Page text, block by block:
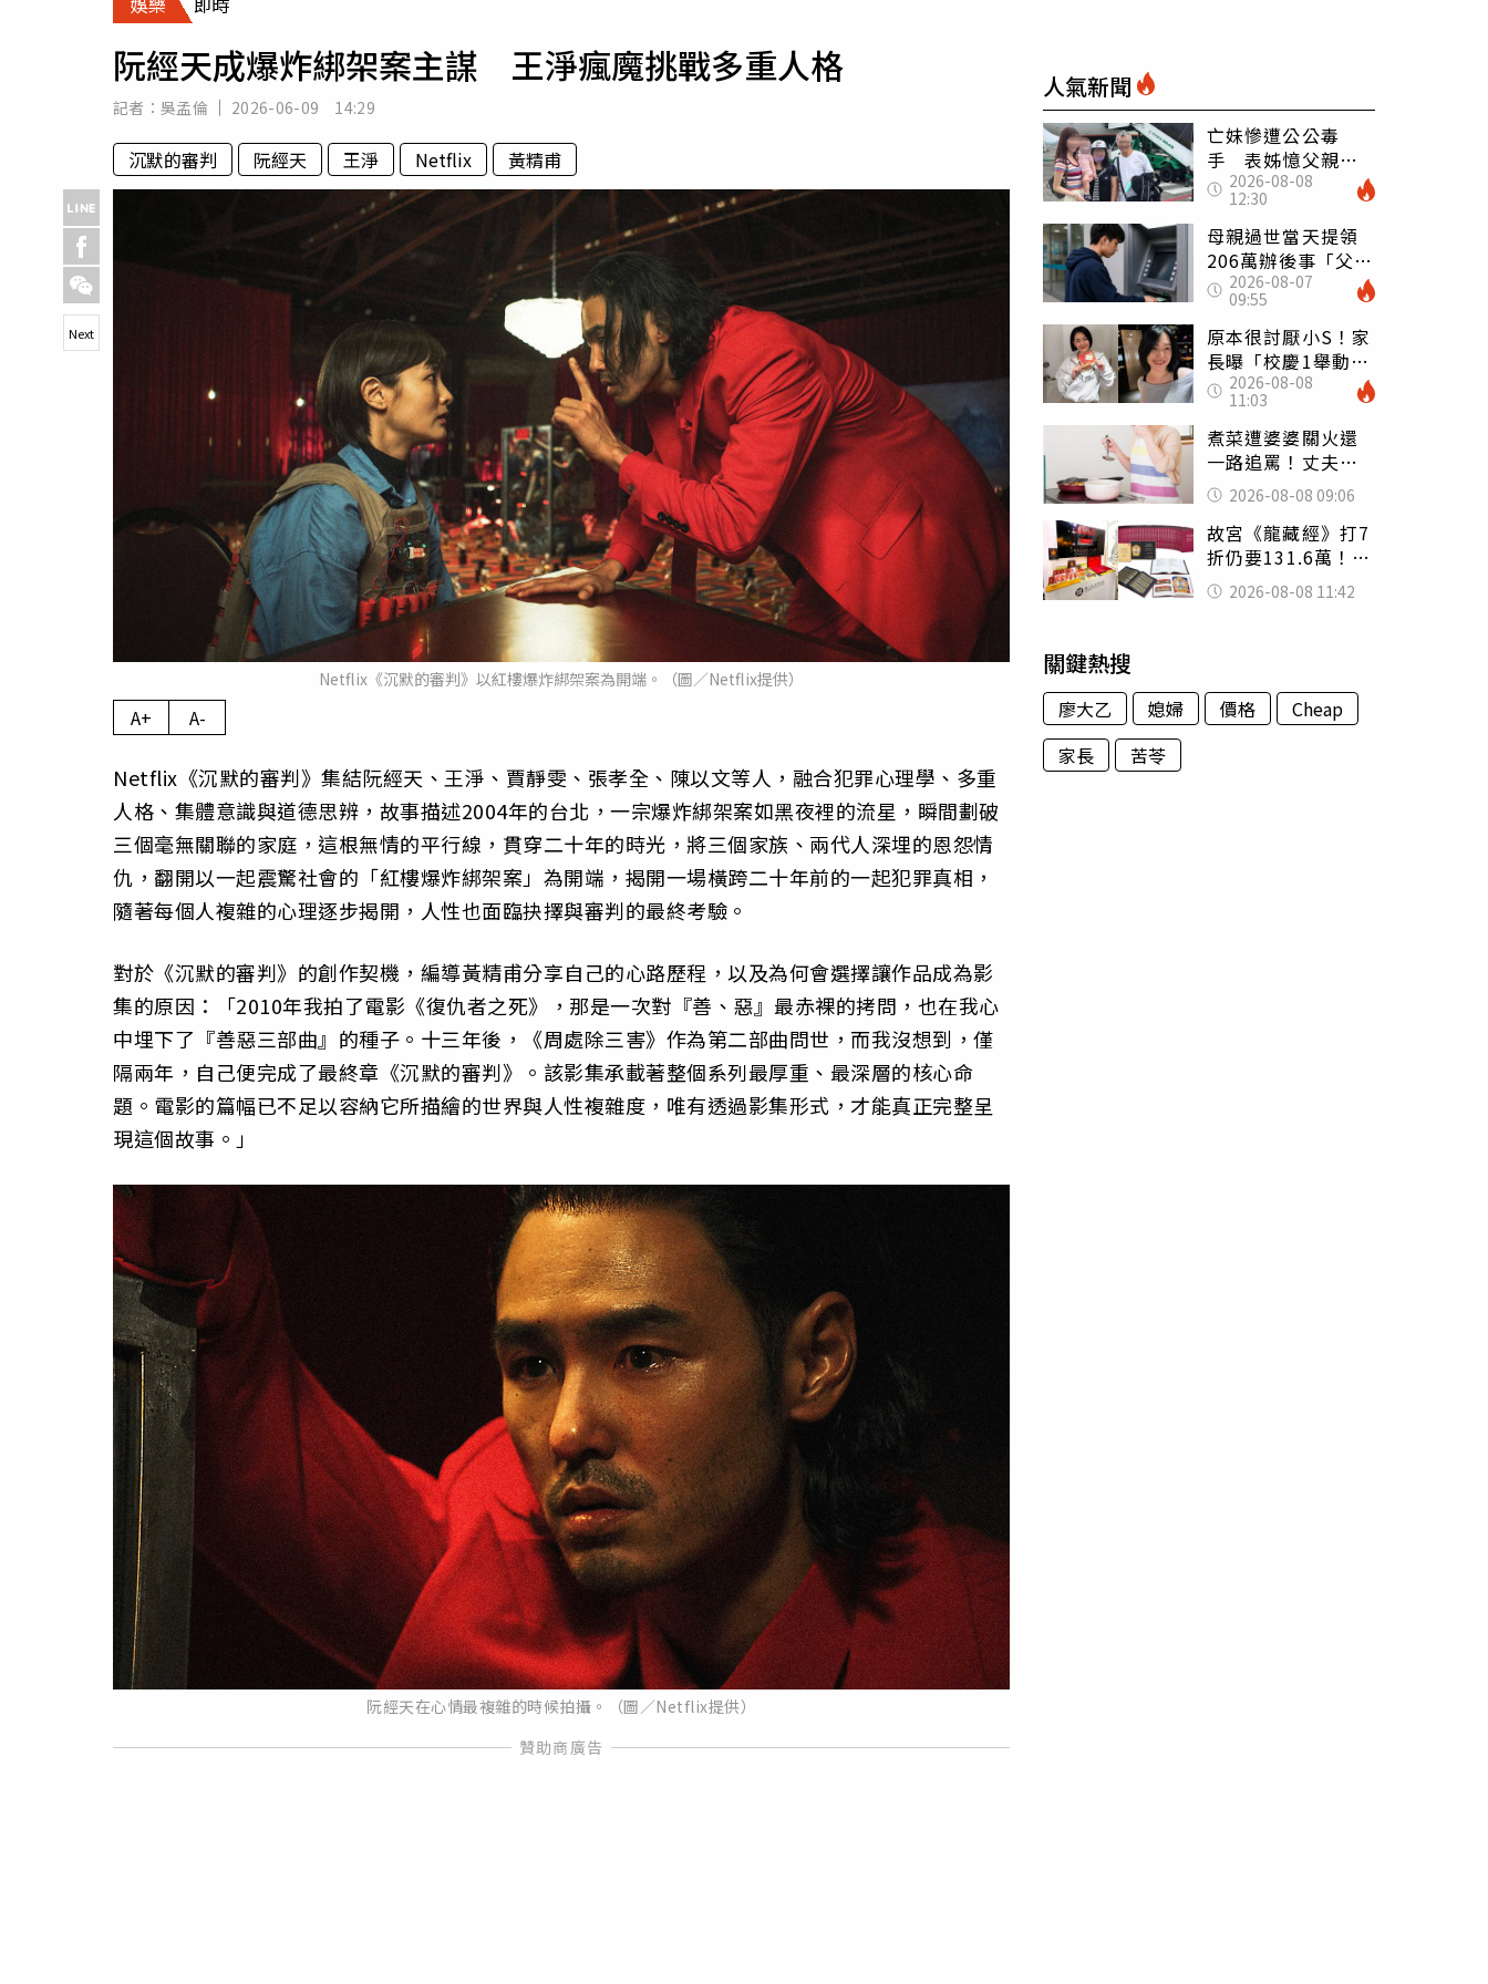
專欄
房產新勢力
運勢
阮經天成爆炸綁架案主謀 王淨瘋魔挑戰多重人格
記者： 吳孟倫 2026-06-09 14:29
沉默的審判 阮經天 王淨 Netflix 黃精甫
Netflix《沉默的審判》以紅樓爆炸綁架案為開端。（圖／Netflix提供）
Next
A+ A-
Netflix《沉默的審判》集結阮經天、王淨、賈靜雯、張孝全、陳以文等人，融合犯罪心理學、多重
人格、集體意識與道德思辨，故事描述2004年的台北，一宗爆炸綁架案如黑夜裡的流星，瞬間劃破
三個毫無關聯的家庭，這根無情的平行線，貫穿二十年的時光，將三個家族、兩代人深埋的恩怨情
仇，翻開以一起震驚社會的「紅樓爆炸綁架案」為開端，揭開一場橫跨二十年前的一起犯罪真相，
隨著每個人複雜的心理逐步揭開，人性也面臨抉擇與審判的最終考驗。
對於《沉默的審判》的創作契機，編導黃精甫分享自己的心路歷程，以及為何會選擇讓作品成為影
集的原因：「2010年我拍了電影《復仇者之死》，那是一次對『善、惡』最赤裸的拷問，也在我心
中埋下了『善惡三部曲』的種子。十三年後，《周處除三害》作為第二部曲問世，而我沒想到，僅
隔兩年，自己便完成了最終章《沉默的審判》。該影集承載著整個系列最厚重、最深層的核心命
題。電影的篇幅已不足以容納它所描繪的世界與人性複雜度，唯有透過影集形式，才能真正完整呈
現這個故事。」
阮經天在心情最複雜的時候拍攝。（圖／Netflix提供）
人氣新聞
亡妹慘遭公公毒
手 表姊憶父親節
前夕：小舅舅仍到
殯儀館陪她說話
2026-08-08
12:30
母親過世當天提領
206萬辦後事「父子
遭判刑」 律師：
搶錢先下手是罪
2026-08-07
09:55
原本很討厭小S！家
長曝「校慶1舉動」
讓她徹底改觀 網
友洗版認證
2026-08-08
11:03
煮菜遭婆婆關火還
一路追罵！丈夫勸
別計較「媽媽老
了」 人妻超崩
潰：我像台傭
2026-08-08 09:06
故宮《龍藏經》打7
折仍要131.6萬！
店員曝：有人原價
188萬付現購買
2026-08-08 11:42
關鍵熱搜
廖大乙 媳婦 價格
Cheap
家長
苦苓